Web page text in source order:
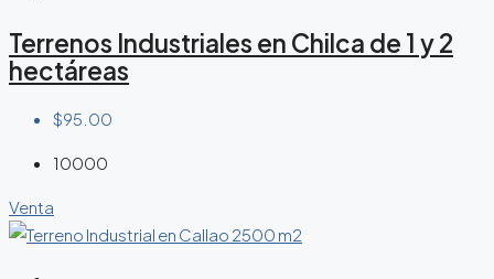
Terrenos Industriales en Chilca de 1 y 2
hectáreas
$95.00
10000
Venta